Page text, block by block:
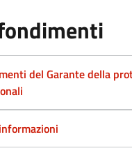
del Garante della